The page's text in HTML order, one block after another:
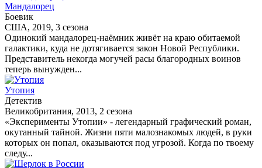
Мандалорец
Боевик
США, 2019, 3 сезона
Одинокий мандалорец-наёмник живёт на краю обитаемой
галактики, куда не дотягивается закон Новой Республики.
Представитель некогда могучей расы благородных воинов
теперь вынужден...
Утопия
Детектив
Великобритания, 2013, 2 сезона
«Эксперименты Утопии» - легендарный графический роман,
окутанный тайной. Жизни пяти малознакомых людей, в руки
которых он попал, оказываются под угрозой. Когда по твоему
следу...